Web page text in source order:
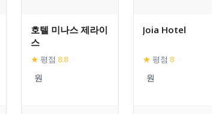
호텔 미나스 제라이
스
★ 평점 8.8
Joia Hotel
★ 평점 8